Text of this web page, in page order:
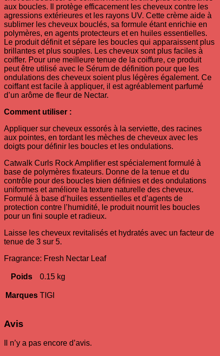
aux boucles. Il protège efficacement les cheveux contre les
agressions extérieures et les rayons UV. Cette crème aide à
sublimer les cheveux bouclés, sa formule étant enrichie en
polymères, en agents protecteurs et en huiles essentielles.
Le produit définit et sépare les boucles qui apparaissent plus
brillantes et plus souples. Les cheveux sont plus faciles à
coiffer. Pour une meilleure tenue de la coiffure, ce produit
peut être utilisé avec le Sérum de définition pour que les
ondulations des cheveux soient plus légères également. Ce
coiffant est facile à appliquer, il est agréablement parfumé
d’un arôme de fleur de Nectar.
Comment utiliser :
Appliquer sur cheveux essorés à la serviette, des racines
aux pointes, en tordant les mèches de cheveux avec les
doigts pour définir les boucles et les ondulations.
Catwalk Curls Rock Amplifier est spécialement formulé à
base de polymères fixateurs. Donne de la tenue et du
contrôle pour des boucles bien définies et des ondulations
uniformes et améliore la texture naturelle des cheveux.
Formulé à base d’huiles essentielles et d’agents de
protection contre l’humidité, le produit nourrit les boucles
pour un fini souple et radieux.
Laisse les cheveux revitalisés et hydratés avec un facteur de
tenue de 3 sur 5.
Fragrance: Fresh Nectar Leaf
Poids 0.15 kg
Marques TIGI
Avis
Il n’y a pas encore d’avis.